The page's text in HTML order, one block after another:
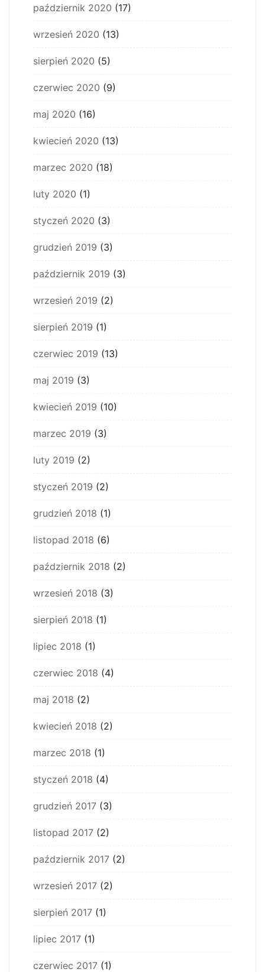
październik 2020 (17)
wrzesień 2020 (13)
sierpień 2020 (5)
czerwiec 2020 (9)
maj 2020 (16)
kwiecień 2020 (13)
marzec 2020 (18)
luty 2020 (1)
styczeń 2020 (3)
grudzień 2019 (3)
październik 2019 (3)
wrzesień 2019 (2)
sierpień 2019 (1)
czerwiec 2019 (13)
maj 2019 (3)
kwiecień 2019 (10)
marzec 2019 (3)
luty 2019 (2)
styczeń 2019 (2)
grudzień 2018 (1)
listopad 2018 (6)
październik 2018 (2)
wrzesień 2018 (3)
sierpień 2018 (1)
lipiec 2018 (1)
czerwiec 2018 (4)
maj 2018 (2)
kwiecień 2018 (2)
marzec 2018 (1)
styczeń 2018 (4)
grudzień 2017 (3)
listopad 2017 (2)
październik 2017 (2)
wrzesień 2017 (2)
sierpień 2017 (1)
lipiec 2017 (1)
czerwiec 2017 (1)